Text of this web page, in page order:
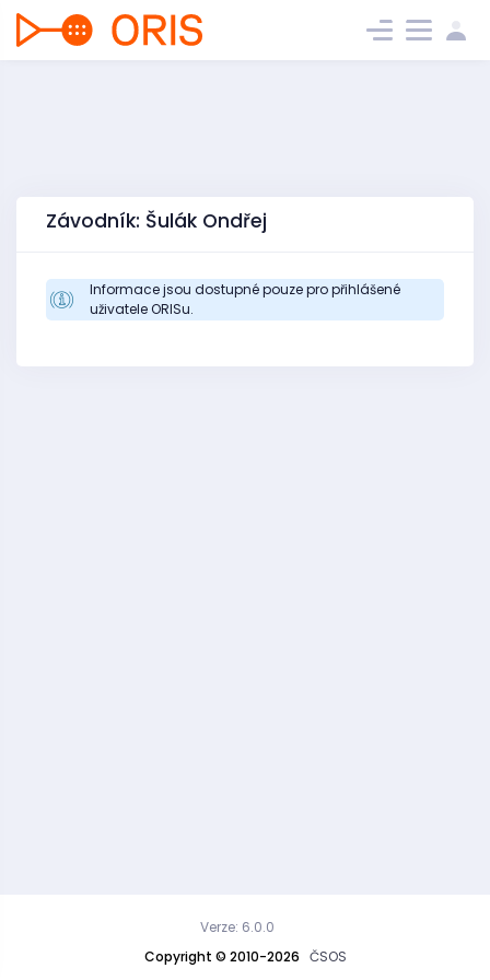
Závodník: Šulák Ondřej
Informace jsou dostupné pouze pro přihlášené
uživatele ORISu.
Copyright © 2010-2026 ČSOS
Verze: 6.0.0